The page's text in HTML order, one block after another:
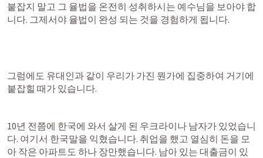
붙잡지 말고 그 율법을 온전히 성취하시는 예수님을 보아야 합
니다. 그제서야 율법이 완성 되는 것을 경험하게 됩니다.
그럼에도 유대인과 같이 우리가 가진 뭔가에 집중하여 거기에
붙잡힐 때가 있습니다.
10년 전쯤에 한국에 와서 살게 된 우크라이나 남자가 있었습니
다. 여기서 한국말을 익혔습니다. 취업을 했고 열심히 돈을 모
아 작은 아파트도 하나 장만했습니다. 남아 있는 대출금이 있